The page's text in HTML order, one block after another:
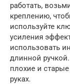
работать,
креплению,
используйте
усиления
использовать
длинной
плохие и
руках.